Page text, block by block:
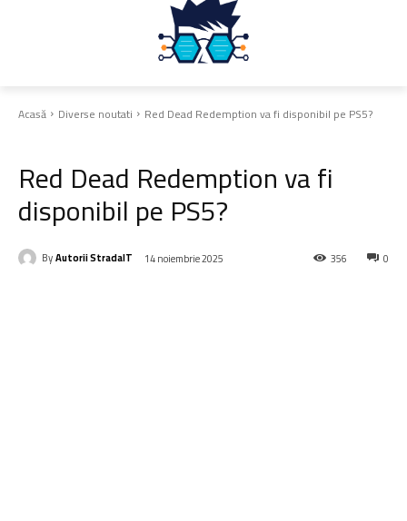
Acasă Diverse noutati Red Dead Redemption va fi disponibil pe PS5?
Red Dead Redemption va fi
disponibil pe PS5?
ByAutorii StradaIT 14 noiembrie 2025 0
356